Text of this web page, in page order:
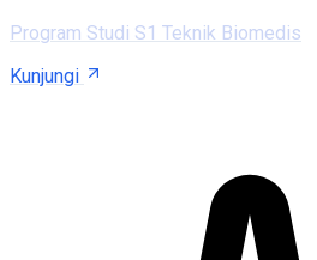
Program Studi S1 Teknik Biomedis
Kunjungi